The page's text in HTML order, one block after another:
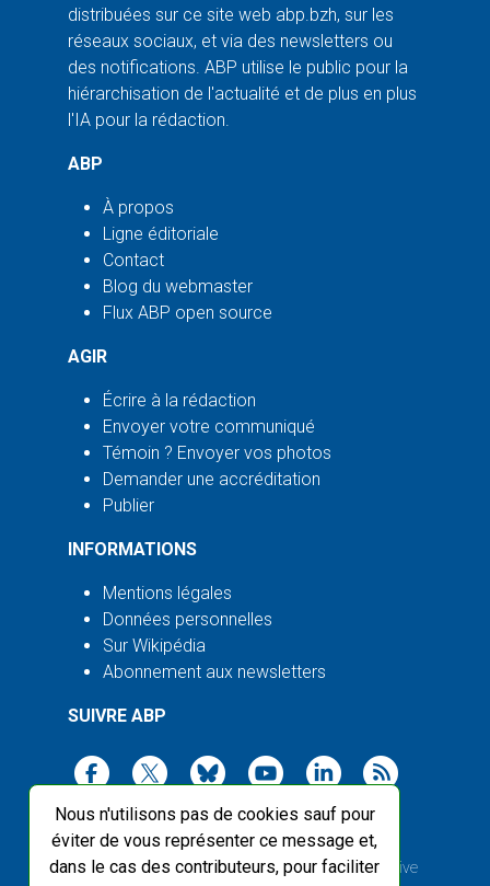
Nous n'utilisons pas de cookies sauf pour
éviter de vous représenter ce message et,
dans le cas des contributeurs, pour faciliter
distribuées sur ce site web abp.bzh, sur les
réseaux sociaux, et via des newsletters ou
des notifications. ABP utilise le public pour la
hiérarchisation de l'actualité et de plus en plus
l'IA pour la rédaction.
ABP
À propos
Ligne éditoriale
Contact
Blog du webmaster
Flux ABP open source
AGIR
Écrire à la rédaction
Envoyer votre communiqué
Témoin ? Envoyer vos photos
Demander une accréditation
Publier
INFORMATIONS
Mentions légales
Données personnelles
Sur Wikipédia
Abonnement aux newsletters
SUIVRE ABP
2003-2026 ©Agence Bretagne Presse, sauf Creative